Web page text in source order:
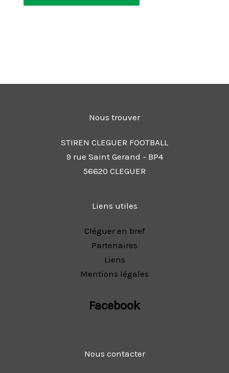
Nous trouver
STIREN CLEGUER FOOTBALL
9 rue Saint Gerand - BP4
56620 CLEGUER
Liens utiles
Cléguer en bref
Partenaires
Liens
Mentions légales
Facebook
Nous contacter